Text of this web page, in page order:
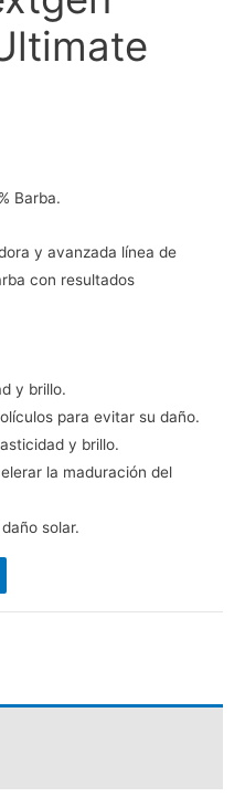
Barba.
y avanzada línea de
con resultados
y brillo.
para evitar su daño.
y brillo.
la maduración del
solar.